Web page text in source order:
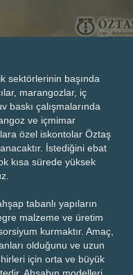
sektörlerinin başında
marangozlar, iç
çalışmalarında
ve içmimar
özel iskontolar Öztaş
İstediğini ebat
kısa sürede yüksek
tabanlı yapıların
malzeme ve üretim
kurmaktır. Amaç,
olduğunu ve uzun
için orta ve büyük